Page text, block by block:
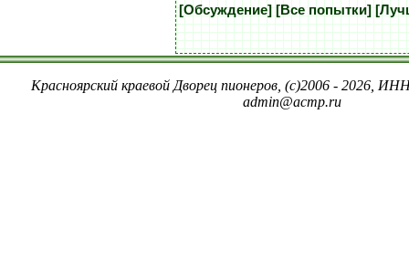
[Обсуждение] [Все попытки]
Красноярский краевой Дворец пионеров, (c)2006 - 2026,
admin@acmp.ru